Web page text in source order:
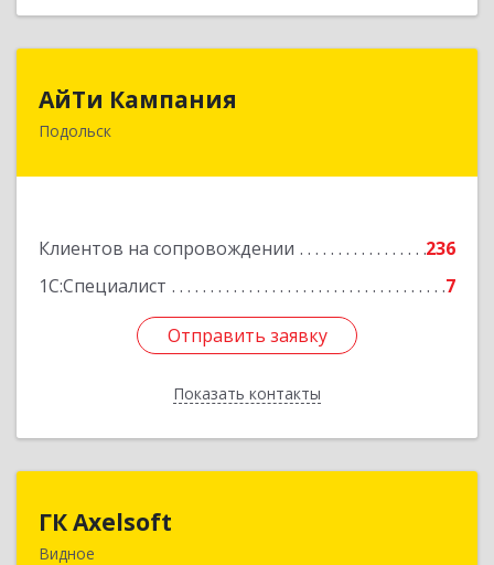
АйТи Кампания
Подольск
Клиентов на сопровождении
236
1С:Специалист
7
Отправить заявку
Показать контакты
Отправить заявку
Назад
ГК Axelsoft
Видное